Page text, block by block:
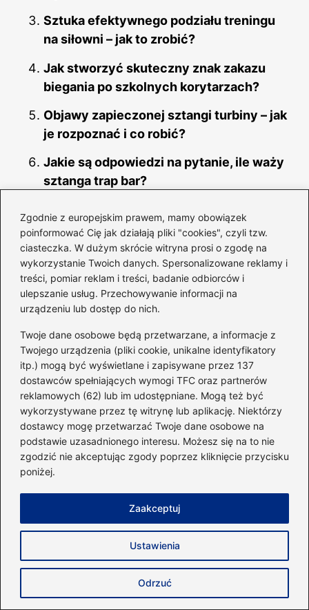
Zgodnie z europejskim prawem, mamy obowiązek
poinformować Cię jak działają pliki "cookies", czyli tzw.
ciasteczka. W dużym skrócie witryna prosi o zgodę na
wykorzystanie Twoich danych. Spersonalizowane reklamy i
treści, pomiar reklam i treści, badanie odbiorców i
ulepszanie usług. Przechowywanie informacji na
urządzeniu lub dostęp do nich.
Twoje dane osobowe będą przetwarzane, a informacje z
Twojego urządzenia (pliki cookie, unikalne identyfikatory
itp.) mogą być wyświetlane i zapisywane przez 137
dostawców spełniających wymogi TFC oraz partnerów
reklamowych (62) lub im udostępniane. Mogą też być
wykorzystywane przez tę witrynę lub aplikację. Niektórzy
dostawcy mogę przetwarzać Twoje dane osobowe na
podstawie uzasadnionego interesu. Możesz się na to nie
zgodzić nie akceptując zgody poprzez kliknięcie przycisku
poniżej.
Ustawienia
Odrzuć
Zaakceptuj
Sztuka efektywnego podziału treningu
na siłowni – jak to zrobić?
Jak stworzyć skuteczny znak zakazu
biegania po szkolnych korytarzach?
Objawy zapieczonej sztangi turbiny – jak
je rozpoznać i co robić?
Jakie są odpowiedzi na pytanie, ile waży
sztanga trap bar?
Eugeniusz Borowiak
Autor bloga 40minut.pl to pasjonat sportu, zdrowego stylu
życia i świadomego podejścia do codziennej aktywności.
Od lat zgłębia tematykę treningu siłowego, budowania
sylwetki oraz efektywnych metod poprawy kondycji.
Interesuje się zarówno klasycznym fitnesssem, jak i
nowoczesnymi formami aktywności, które pozwalają
osiągać więcej w krótszym czasie.
Na blogu dzieli się praktyczną wiedzą o diecie, liczeniu
kalorii oraz komponowaniu posiłków wspierających cele
treningowe – od redukcji, przez recomposition, aż po masę.
Testuje i recenzuje również suplementy, zwracając uwagę
na ich realne działanie, skład oraz bezpieczeństwo
←
Objawy zapieczonej sztangi turbiny – jak je
rozpoznać i co robić?
→
Jakie są odpowiedzi na pytanie, ile waży sztanga trap